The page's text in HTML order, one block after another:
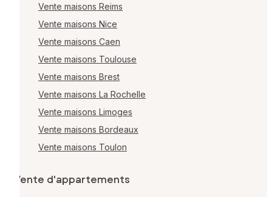
Vente maisons Reims
Vente maisons Nice
Vente maisons Caen
Vente maisons Toulouse
Vente maisons Brest
Vente maisons La Rochelle
Vente maisons Limoges
Vente maisons Bordeaux
Vente maisons Toulon
Vente d'appartements